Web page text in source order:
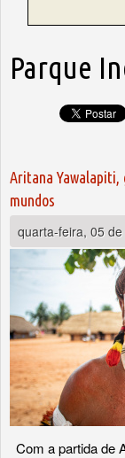
Parque
Aritana
mundos
quarta-feira, 05
Com a partida de
Páginas